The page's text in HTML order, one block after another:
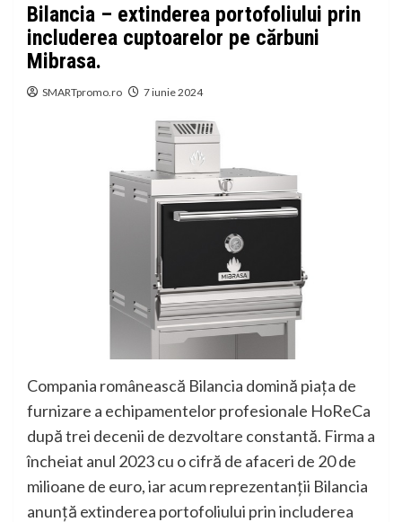
Bilancia – extinderea portofoliului prin
includerea cuptoarelor pe cărbuni
Mibrasa.
SMARTpromo.ro 7 iunie 2024
Compania românească Bilancia domină piața de
furnizare a echipamentelor profesionale HoReCa
după trei decenii de dezvoltare constantă. Firma a
încheiat anul 2023 cu o cifră de afaceri de 20 de
milioane de euro, iar acum reprezentanții Bilancia
anunță extinderea portofoliului prin includerea